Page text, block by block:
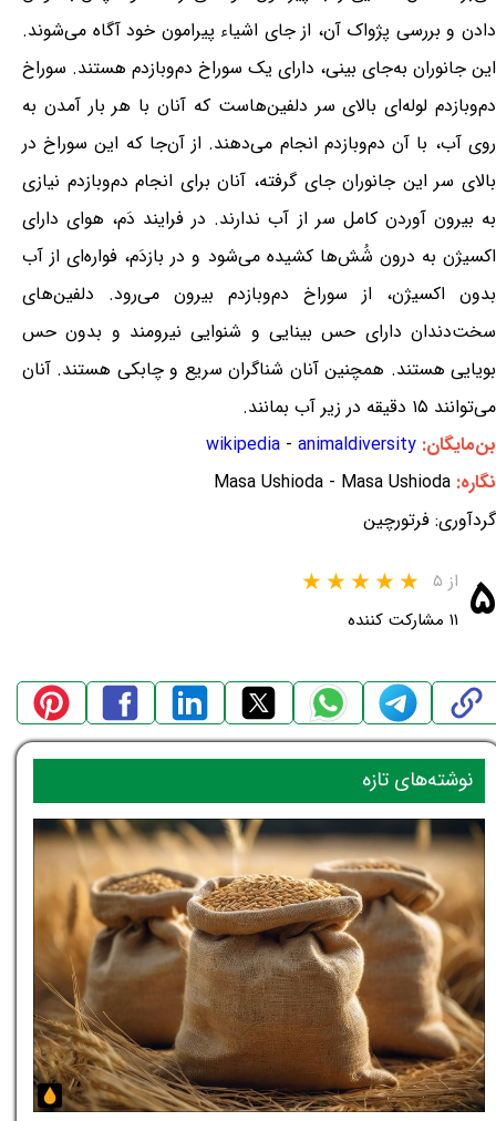
دادن و بررسی پژواک آن، از جای اشیاء پیرامون خود آگاه می‌شوند.
این جانوران به‌جای بینی، دارای یک سوراخ دم‌وبازدم هستند. سوراخ
دم‌وبازدم لوله‌ای بالای سر دلفین‌هاست که آنان با هر بار آمدن به
روی آب، با آن دم‌وبازدم انجام می‌دهند. از آن‌جا که این سوراخ در
بالای سر این جانوران جای گرفته، آنان برای انجام دم‌وبازدم نیازی
به بیرون آوردن کامل سر از آب ندارند. در فرایند دَم، هوای دارای
اکسیژن به درون شُش‌ها کشیده می‌شود و در بازدَم، فواره‌ای از آب
بدون اکسیژن، از سوراخ دم‌وبازدم بیرون می‌رود. دلفین‌های
سخت‌دندان دارای حس بینایی و شنوایی نیرومند و بدون حس
بویایی هستند. همچنین آنان شناگران سریع و چابکی هستند. آنان
می‌توانند ۱۵ دقیقه در زیر آب بمانند.
بن‌مایگان:
wikipedia - animaldiversity
نگاره: Masa Ushioda - Masa Ushioda
گردآوری: فرتورچین
۵ از ۵
۱۱ مشارکت کننده
نوشته‌های تازه